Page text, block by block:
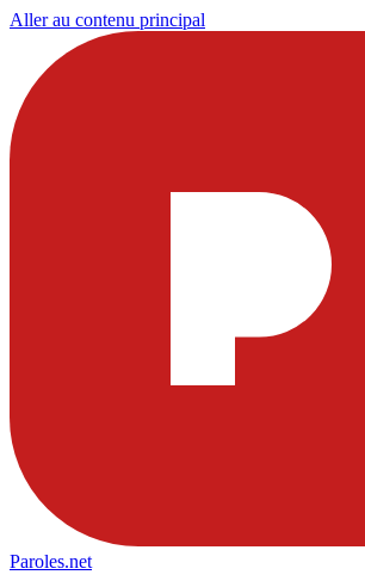
Aller au contenu principal
Paroles.net